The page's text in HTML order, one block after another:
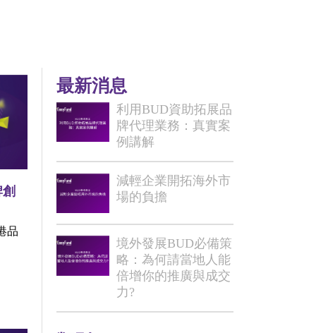
品
最新消息
利用BUD資助拓展品
牌代理業務：真實案
例講解
減輕企業開拓海外市
場的負擔
境外發展BUD必備策
略：為何請當地人能
倍增你的推廣與成交
力?